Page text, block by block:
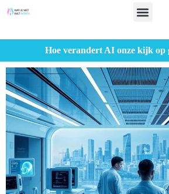
Hoe verandert AI onze kijk op